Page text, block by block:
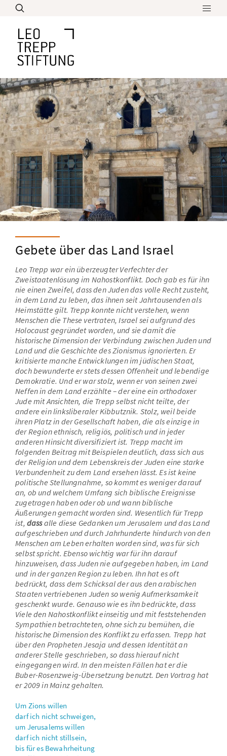
Direkt
Leo Trepp Schülerpreis
Bildung
Aktuelles
Biographie
Lebenswerk
Überblick über sein Werk
Dialog mit Deutschland
Ausgewählte Essays
O-Töne - Leo Trepp erinnert sich
Über Uns
Unsere Aufgabe
Unser Namensgeber
Unsere praktische Arbeit
Die Stiftungsgremien und ihre Mitglieder
Kooperationspartner
Jüdische Vielfalt
Gebete über das Land Israel
Leo Trepp war ein überzeugter Verfechter der
Zweistaatenlösung im Nahostkonflikt. Doch gab es für ihn
nie einen Zweifel, dass den Juden das volle Recht zusteht,
in dem Land zu leben, das ihnen seit Jahrtausenden als
Heimstätte gilt. Trepp konnte nicht verstehen, wenn
Menschen die These vertraten, Israel sei aufgrund des
Holocaust gegründet worden, und sie damit die
historische Dimension der Verbindung zwischen Juden und
Land und die Geschichte des Zionismus ignorierten. Er
kritisierte manche Entwicklungen im jüdischen Staat,
doch bewunderte er stets dessen Offenheit und lebendige
Demokratie. Und er war stolz, wenn er von seinen zwei
Neffen in dem Land erzählte – der eine ein orthodoxer
Jude mit Ansichten, die Trepp selbst nicht teilte, der
andere ein linksliberaler Kibbutznik. Stolz, weil beide
ihren Platz in der Gesellschaft haben, die als einzige in
der Region ethnisch, religiös, politisch und in jeder
anderen Hinsicht diversifiziert ist. Trepp macht im
folgenden Beitrag mit Beispielen deutlich, dass sich aus
der Religion und dem Lebenskreis der Juden eine starke
Verbundenheit zu dem Land ersehen lässt. Es ist keine
politische Stellungnahme, so kommt es weniger darauf
an, ob und welchem Umfang sich biblische Ereignisse
zugetragen haben oder ob und wann biblische
Äußerungen gemacht worden sind. Wesentlich für Trepp
ist, dassalle diese Gedanken um Jerusalem und das Land
aufgeschrieben und durch Jahrhunderte hindurch von den
Menschen am Leben erhalten worden sind, was für sich
selbst spricht. Ebenso wichtig war für ihn darauf
hinzuweisen, dass Juden nie aufgegeben haben, im Land
und in der ganzen Region zu leben. Ihn hat es oft
bedrückt, dass dem Schicksal der aus den arabischen
Staaten vertriebenen Juden so wenig Aufmerksamkeit
geschenkt wurde. Genauso wie es ihn bedrückte, dass
Viele den Nahostkonflikt einseitig und mit feststehenden
Sympathien betrachteten, ohne sich zu bemühen, die
historische Dimension des Konflikt zu erfassen. Trepp hat
über den Propheten Jesaja und dessen Identität an
anderer Stelle geschrieben, so dass hierauf nicht
eingegangen wird. In den meisten Fällen hat er die
Buber-Rosenzweig-Übersetzung benutzt. Den Vortrag hat
er 2009 in Mainz gehalten.
Um Zions willen
darf ich nicht schweigen,
um Jerusalems willen
darf ich nicht stillsein,
bis für es Bewahrheitung